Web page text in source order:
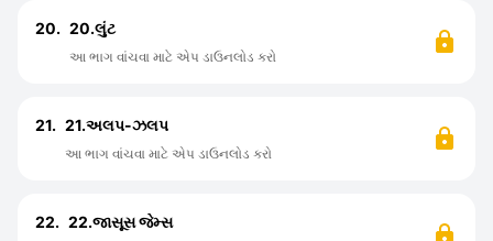
20. 20.લુંટ
આ ભાગ વાંચવા માટે એપ ડાઉનલોડ કરો
21. 21.અલપ-ઝલપ
આ ભાગ વાંચવા માટે એપ ડાઉનલોડ કરો
22. 22.જાસૂસ જેમ્સ